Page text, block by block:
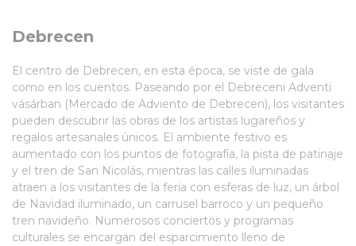
Debrecen
El centro de Debrecen, en esta época, se viste de gala
como en los cuentos. Paseando por el Debreceni Adventi
vásárban (Mercado de Adviento de Debrecen), los visitantes
pueden descubrir las obras de los artistas lugareños y
regalos artesanales únicos. El ambiente festivo es
aumentado con los puntos de fotografía, la pista de patinaje
y el tren de San Nicolás, mientras las calles iluminadas
atraen a los visitantes de la feria con esferas de luz, un árbol
de Navidad iluminado, un carrusel barroco y un pequeño
tren navideño. Numerosos conciertos y programas
culturales se encargan del esparcimiento lleno de